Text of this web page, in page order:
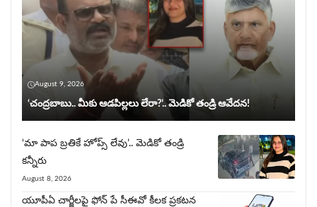
August 9, 2026
‘చంద్రబాబు.. మీకు ఆడపిల్లలు లేరా?’.. మెడికో తండ్రి ఆవేదన!
‘మా పాప బ్రతికే హోప్స్ లేవు’.. మెడికో తండ్రి
కన్నీరు
August 8, 2026
యూపీఏ చార్జీల‌పై ఫోన్ పే సీఈవో కీల‌క ప్ర‌క‌ట‌న‌